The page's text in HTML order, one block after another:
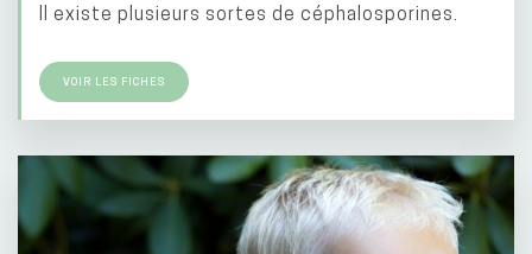
Il existe plusieurs sortes de céphalosporines.
VOIR LES FICHES